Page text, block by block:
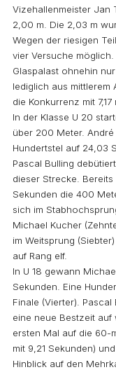
Vizehallenmeister Jan
2,00 m. Die 2,03 m
Wegen der riesigen
vier Versuche
Glaspalast ohnehin
lediglich aus
die Konkurrenz mit 7,17
In der Klasse U 20
über 200 Meter.
Hundertstel auf 24,03
Pascal Bulling
dieser Strecke.
Sekunden die 400
sich im
Michael Kucher
im Weitsprung
auf Rang elf.
In U 18 gewann
Sekunden. Eine
Finale (Vierter).
eine neue Bestzeit auf
ersten Mal auf die 60-
mit 9,21 Sekunden)
Hinblick auf den